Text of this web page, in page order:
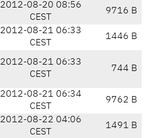
2012-08-20 08:56
CEST
9716 B
2012-08-21 06:33
CEST
1446 B
2012-08-21 06:33
CEST
744 B
2012-08-21 06:34
CEST
9762 B
2012-08-22 04:06
CEST
1491 B